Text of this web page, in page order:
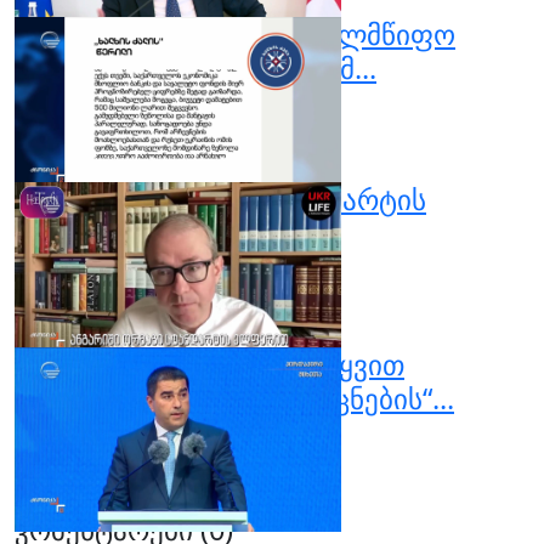
ხალხის ძალა აშშ-ს სახელმწიფო
მდივნის განცხადებას ეხმ...
აგვისტო 01, 2024
0
13
ანგარიში ორმაგი სტანდარტის
ელფერით
აგვისტო 02, 2024
0
10
შალვა პაპუაშვილის სიტყვით
გამოსვლა „ქართული ოცნების“...
აგვისტო 21, 2024
147
კომენტარები (0)